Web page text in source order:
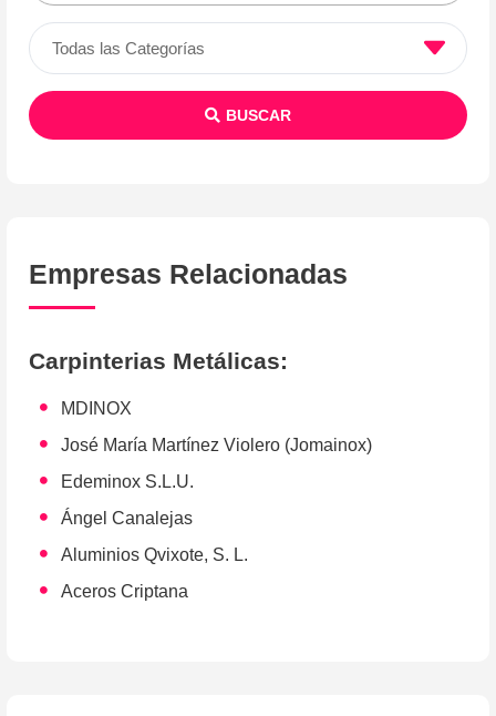
BUSCAR
Empresas Relacionadas
Carpinterias Metálicas:
MDINOX
José María Martínez Violero (Jomainox)
Edeminox S.L.U.
Ángel Canalejas
Aluminios Qvixote, S. L.
Aceros Criptana